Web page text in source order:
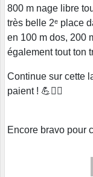
800 m nage libre
très belle 2ᵉ place
en 100 m dos, 200
également tout ton
Continue sur cette
paient ! 💪🏊‍♂️
Encore bravo pour